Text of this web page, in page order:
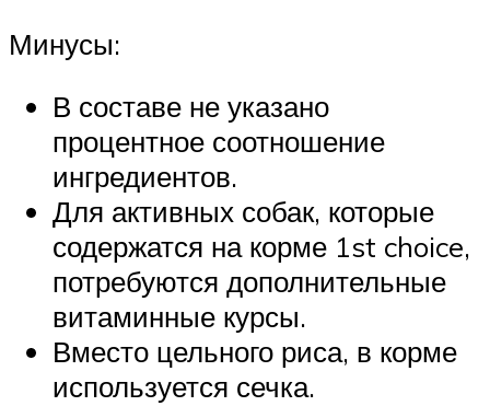
Минусы:
В составе не указано
процентное соотношение
ингредиентов.
Для активных собак, которые
содержатся на корме 1st choice,
потребуются дополнительные
витаминные курсы.
Вместо цельного риса, в корме
используется сечка.